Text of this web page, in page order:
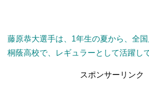
藤原恭大選手は、1年生の夏から、全
桐蔭高校で、レギュラーとして活躍し
スポンサーリンク